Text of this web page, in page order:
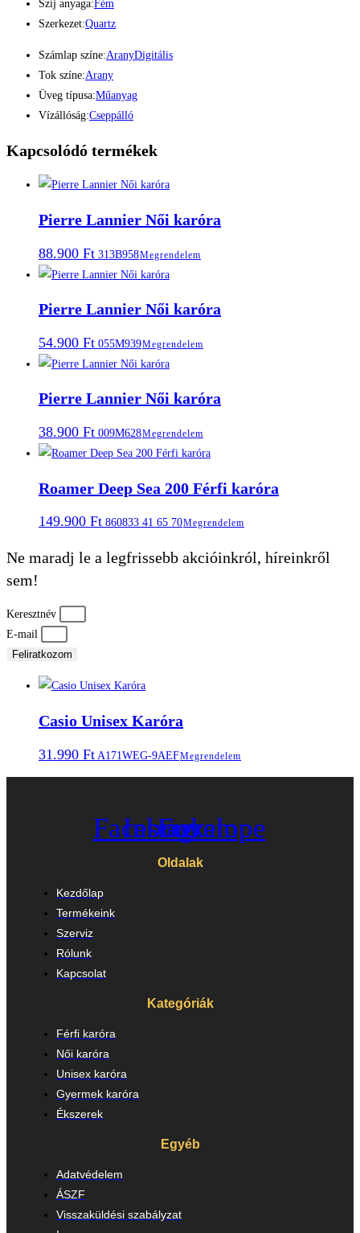
Szíj anyaga:Fém
Szerkezet:Quartz
Számlap színe:AranyDigitális
Tok színe:Arany
Üveg típusa:Műanyag
Vízállóság:Cseppálló
Kapcsolódó termékek
Pierre Lannier Női karóra
88.900 Ft 313B958Megrendelem
Pierre Lannier Női karóra
54.900 Ft 055M939Megrendelem
Pierre Lannier Női karóra
38.900 Ft 009M628Megrendelem
Roamer Deep Sea 200 Férfi karóra
149.900 Ft 860833 41 65 70Megrendelem
Ne maradj le a legfrissebb akcióinkról, híreinkről
sem!
Keresztnév
E-mail
Feliratkozom
Casio Unisex Karóra
31.990 Ft A171WEG-9AEFMegrendelem
Facebook
Instagram
Envelope
Oldalak
Kezdőlap
Termékeink
Szerviz
Rólunk
Kapcsolat
Kategóriák
Férfi karóra
Női karóra
Unisex karóra
Gyermek karóra
Ékszerek
Egyéb
Adatvédelem
ÁSZF
Visszaküldési szabályzat